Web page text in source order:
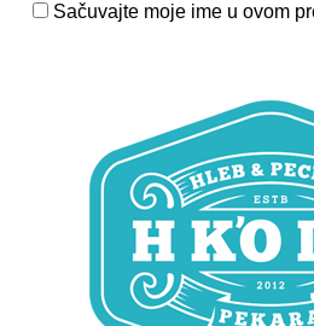
Sačuvajte moje ime u ovom